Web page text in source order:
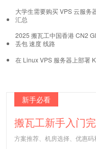
大学生需要购买 VPS 云服务
汇总
2025 搬瓦工中国香港 CN2
丢包 速度 线路
在 Linux VPS 服务器上部署
新手必看
搬瓦工新手入门
方案推荐、机房选择、优惠码